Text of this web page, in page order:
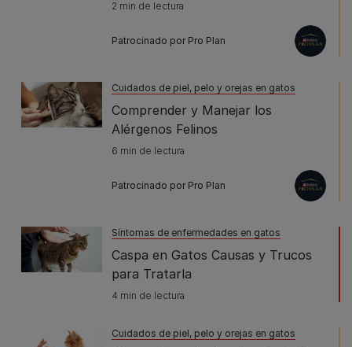
2 min de lectura
Patrocinado por Pro Plan
Cuidados de piel, pelo y orejas en gatos
Comprender y Manejar los
Alérgenos Felinos
6 min de lectura
Patrocinado por Pro Plan
Síntomas de enfermedades en gatos
Caspa en Gatos Causas y Trucos
para Tratarla
4 min de lectura
Cuidados de piel, pelo y orejas en gatos